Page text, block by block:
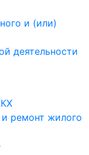
и (или)
деятельности
ремонт жилого